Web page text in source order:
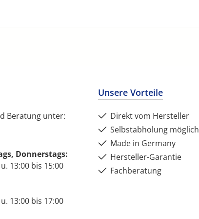
Beratung unter:
Donnerstags:
13:00 bis 15:00
13:00 bis 17:00
Unsere Vorteile
Direkt vom Hersteller
Selbstabholung möglich
Made in Germany
Hersteller-Garantie
Fachberatung